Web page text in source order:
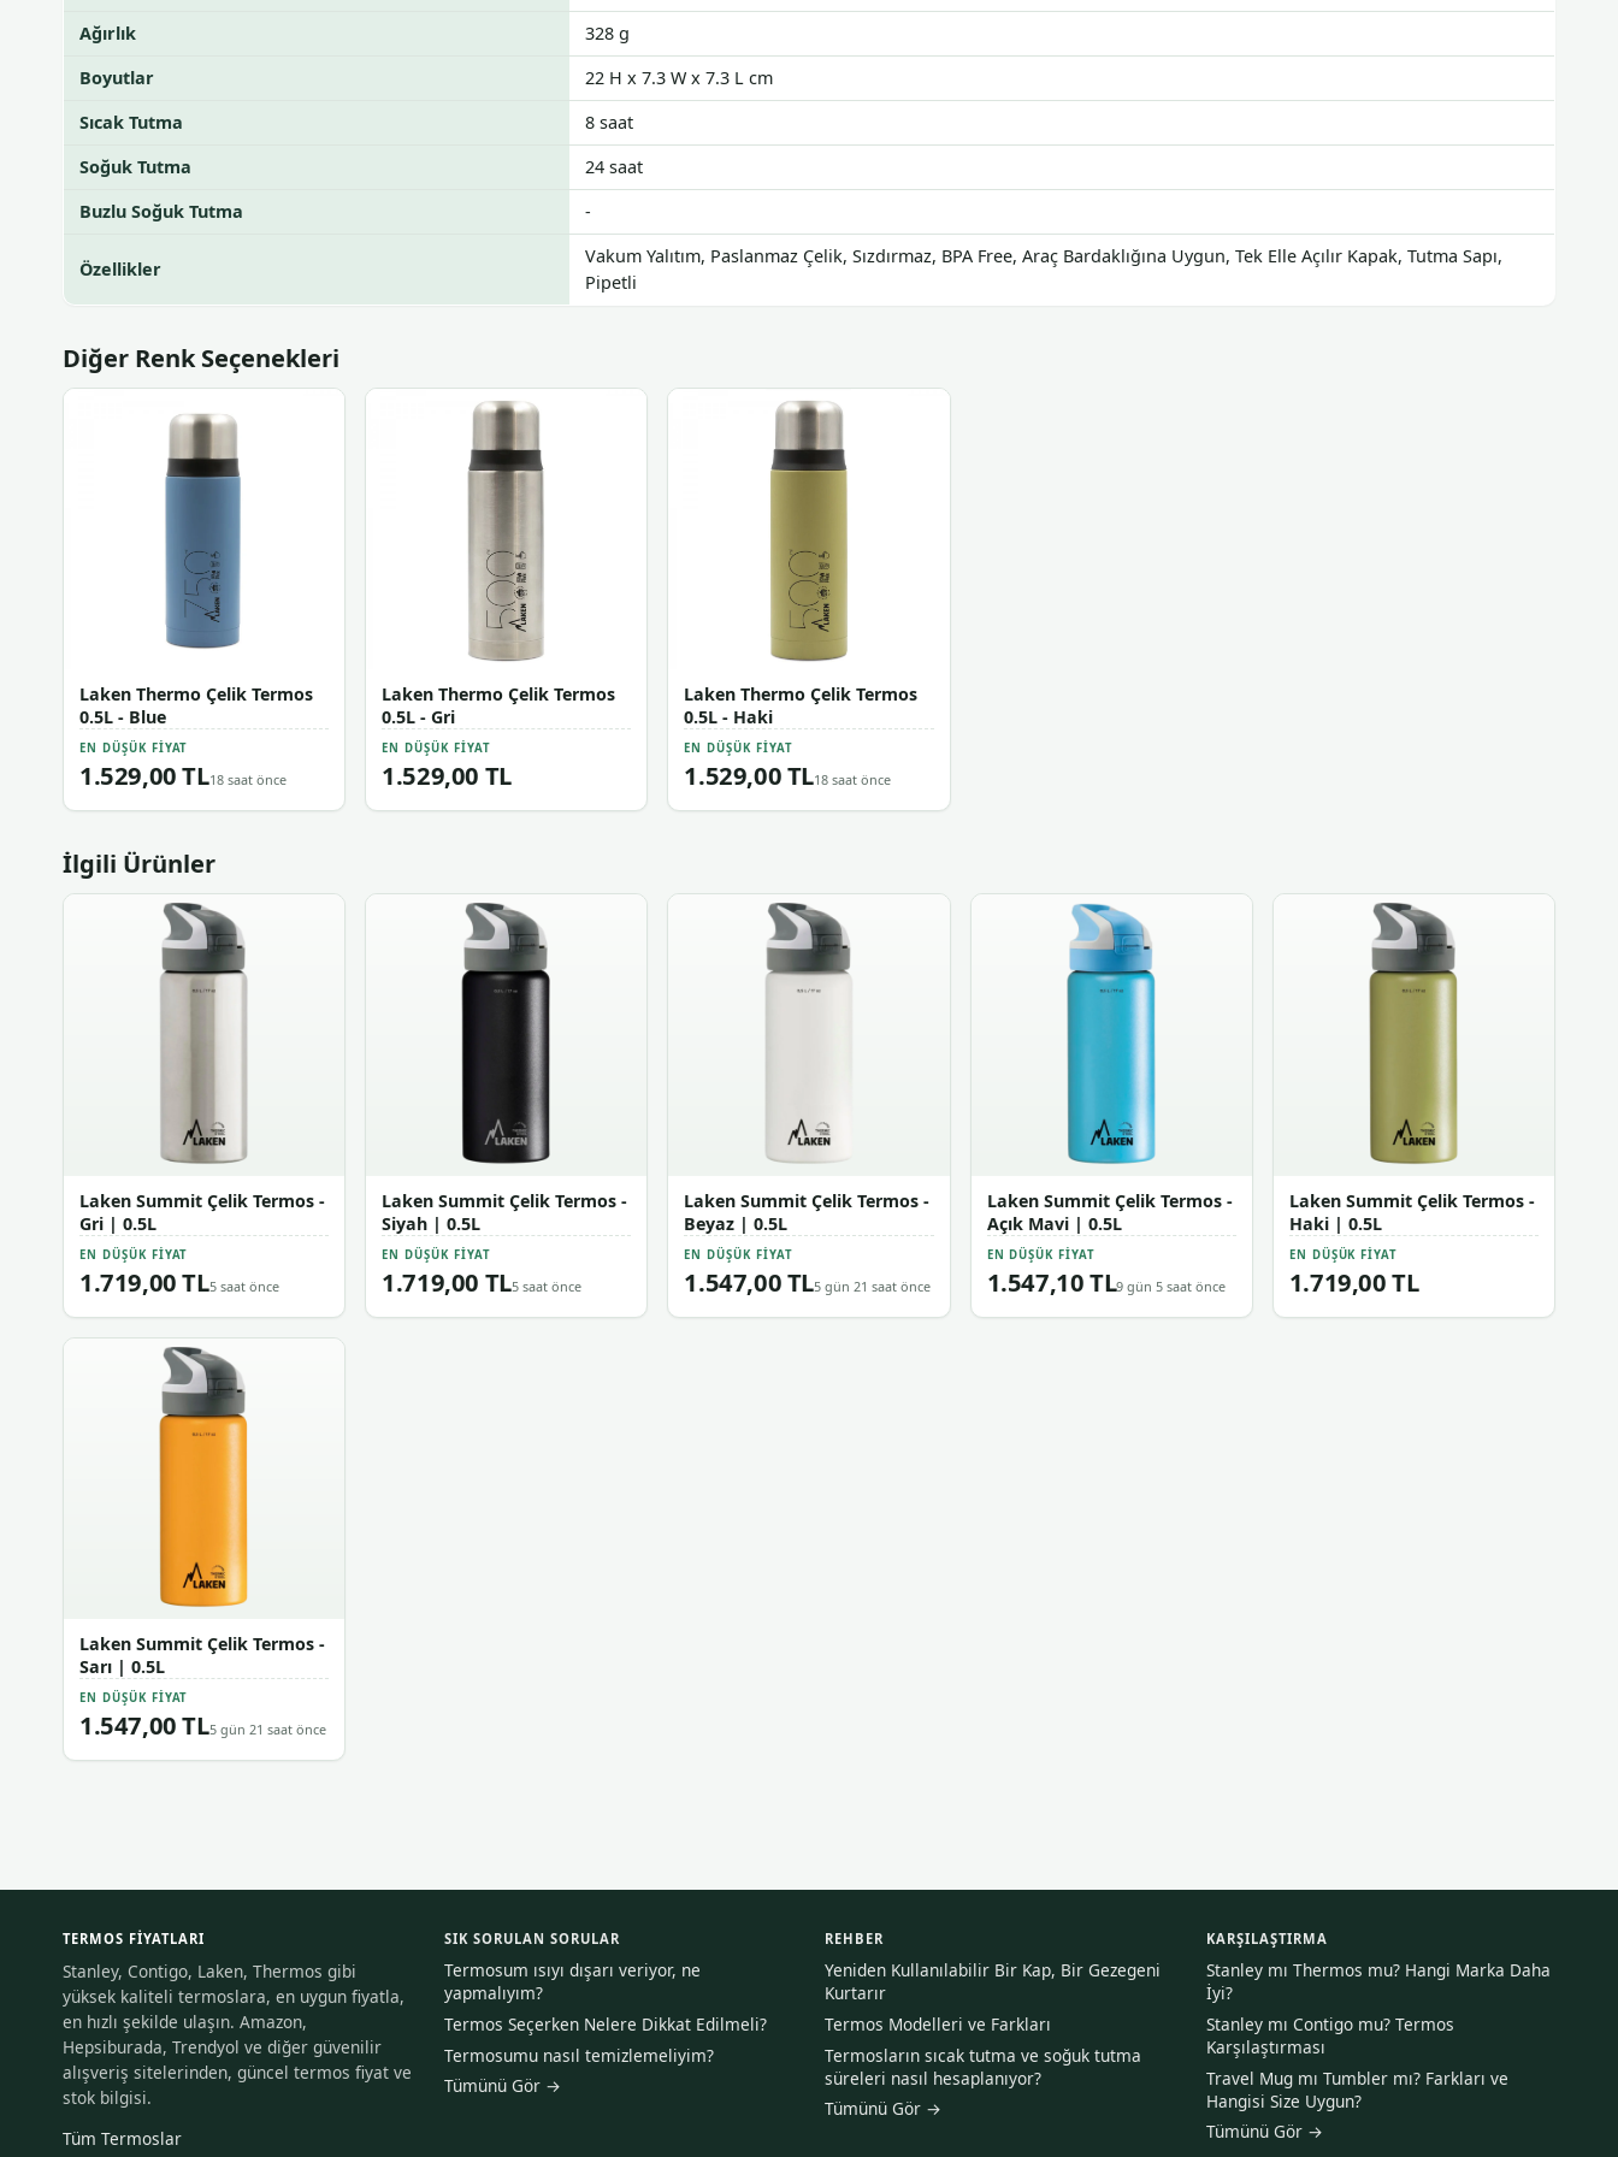
Ağırlık
328 g
Boyutlar
22 H x 7.3 W x 7.3 L cm
Sıcak Tutma
8 saat
Soğuk Tutma
24 saat
Buzlu Soğuk Tutma
-
Özellikler
Vakum Yalıtım, Paslanmaz Çelik, Sızdırmaz, BPA Free, Araç Bardaklığına Uygun, Tek Elle Açılır Kapak, Tutma Sapı,
Pipetli
Diğer Renk Seçenekleri
Laken Thermo Çelik Termos
0.5L - Blue
EN DÜŞÜK FIYAT
1.529,00 TL18 saat önce
Laken Thermo Çelik Termos
0.5L - Gri
EN DÜŞÜK FIYAT
1.529,00 TL
Laken Thermo Çelik Termos
0.5L - Haki
EN DÜŞÜK FIYAT
1.529,00 TL18 saat önce
İlgili Ürünler
Laken Summit Çelik Termos -
Gri | 0.5L
EN DÜŞÜK FIYAT
1.719,00 TL5 saat önce
Laken Summit Çelik Termos -
Siyah | 0.5L
EN DÜŞÜK FIYAT
1.719,00 TL5 saat önce
Laken Summit Çelik Termos -
Beyaz | 0.5L
EN DÜŞÜK FIYAT
1.547,00 TL5 gün 21 saat önce
Laken Summit Çelik Termos -
Açık Mavi | 0.5L
EN DÜŞÜK FIYAT
1.547,10 TL9 gün 5 saat önce
Laken Summit Çelik Termos -
Haki | 0.5L
EN DÜŞÜK FIYAT
1.719,00 TL
Laken Summit Çelik Termos -
Sarı | 0.5L
EN DÜŞÜK FIYAT
1.547,00 TL5 gün 21 saat önce
TERMOS FIYATLARI
Stanley, Contigo, Laken, Thermos gibi
yüksek kaliteli termoslara, en uygun fiyatla,
en hızlı şekilde ulaşın. Amazon,
Hepsiburada, Trendyol ve diğer güvenilir
alışveriş sitelerinden, güncel termos fiyat ve
stok bilgisi.
Tüm Termoslar
SIK SORULAN SORULAR
Termosum ısıyı dışarı veriyor, ne
yapmalıyım?
Termos Seçerken Nelere Dikkat Edilmeli?
Termosumu nasıl temizlemeliyim?
Tümünü Gör →
REHBER
Yeniden Kullanılabilir Bir Kap, Bir Gezegeni
Kurtarır
Termos Modelleri ve Farkları
Termosların sıcak tutma ve soğuk tutma
süreleri nasıl hesaplanıyor?
Tümünü Gör →
KARŞILAŞTIRMA
Stanley mı Thermos mu? Hangi Marka Daha
İyi?
Stanley mı Contigo mu? Termos
Karşılaştırması
Travel Mug mı Tumbler mı? Farkları ve
Hangisi Size Uygun?
Tümünü Gör →